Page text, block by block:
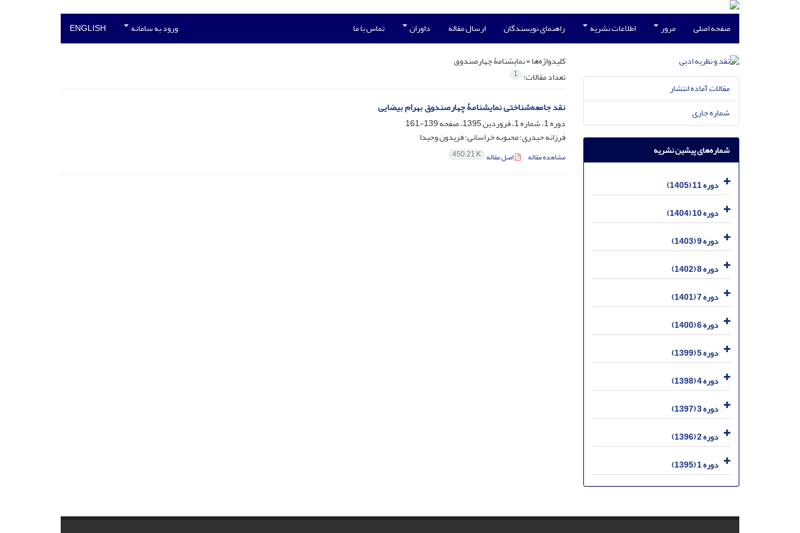
صفحه اصلی مرور اطلاعات نشریه راهنمای نویسندگان ارسال مقاله داوران تماس با ما ورود به سامانه ENGLISH
کلیدواژه‌ها =نمایشنامۀ چهارصندوق
تعداد مقالات: 1
نقد جامعه‌شناختی نمایشنامۀ چهارصندوق بهرام بیضایی
دوره 1، شماره 1، فروردین 1395، صفحه
139-161
فرزانه حیدری؛ محبوبه خراسانی؛ فریدون وحیدا
مشاهده مقاله اصل مقاله 450.21 K
مقالات آماده انتشار
شماره جاری
شماره‌های پیشین نشریه
دوره 11 (1405)
دوره 10 (1404)
دوره 9 (1403)
دوره 8 (1402)
دوره 7 (1401)
دوره 6 (1400)
دوره 5 (1399)
دوره 4 (1398)
دوره 3 (1397)
دوره 2 (1396)
دوره 1 (1395)